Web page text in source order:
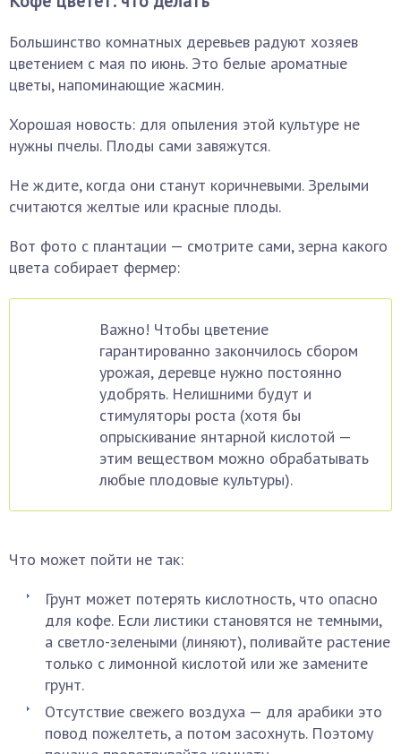
Большинство комнатных деревьев радуют хозяев
цветением с мая по июнь. Это белые ароматные
цветы, напоминающие жасмин.
Хорошая новость: для опыления этой культуре не
нужны пчелы. Плоды сами завяжутся.
Не ждите, когда они станут коричневыми. Зрелыми
считаются желтые или красные плоды.
Вот фото с плантации — смотрите сами, зерна какого
цвета собирает фермер:
Важно! Чтобы цветение
гарантированно закончилось сбором
урожая, деревце нужно постоянно
удобрять. Нелишними будут и
стимуляторы роста (хотя бы
опрыскивание янтарной кислотой —
этим веществом можно обрабатывать
любые плодовые культуры).
Что может пойти не так:
Грунт может потерять кислотность, что опасно
для кофе. Если листики становятся не темными,
а светло-зелеными (линяют), поливайте растение
только с лимонной кислотой или же замените
грунт.
Отсутствие свежего воздуха — для арабики это
повод пожелтеть, а потом засохнуть. Поэтому